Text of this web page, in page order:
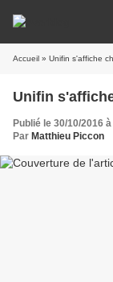
Accueil » Unifin s'affiche
Unifin
Publié le 30/10/2016
Par Matthieu Piccon